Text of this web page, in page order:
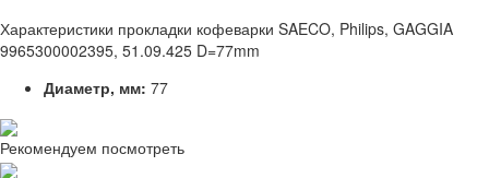
Характеристики прокладки кофеварки SAECO, Philips, GAGGIA
9965300002395, 51.09.425 D=77mm
Диаметр, мм: 77
Рекомендуем посмотреть